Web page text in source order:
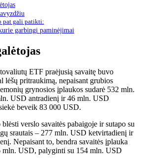
pat gali patikti:
garbingi paminėjimai
ETF praėjusią savaitę buvo
lėšų pritraukimą, nepaisant grubios
grynosios įplaukos sudarė 532 mln.
USD antradienį ir 46 mln. USD
beveik 83 000 USD.
verslo savaitės pabaigoje ir sutapo su
srautais – 277 mln. USD ketvirtadienį ir
Nepaisant to, bendra savaitės įplauka
mln. USD, palyginti su 154 mln. USD